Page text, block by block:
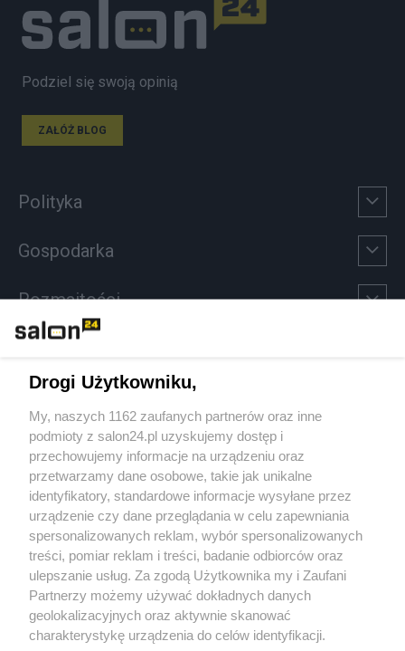
Podziel się swoją opinią
ZAŁÓŻ BLOG
Polityka
Gospodarka
Rozmaitości
Sport
Społeczeństwo
Kultura
X Facebook Instagram Youtube
Drogi Użytkowniku,
My, naszych 1162 zaufanych partnerów oraz inne
podmioty z salon24.pl uzyskujemy dostęp i
przechowujemy informacje na urządzeniu oraz
przetwarzamy dane osobowe, takie jak unikalne
identyfikatory, standardowe informacje wysyłane przez
urządzenie czy dane przeglądania w celu zapewniania
spersonalizowanych reklam, wybór spersonalizowanych
treści, pomiar reklam i treści, badanie odbiorców oraz
ulepszanie usług. Za zgodą Użytkownika my i Zaufani
Partnerzy możemy używać dokładnych danych
geolokalizacyjnych oraz aktywnie skanować
charakterystykę urządzenia do celów identyfikacji.